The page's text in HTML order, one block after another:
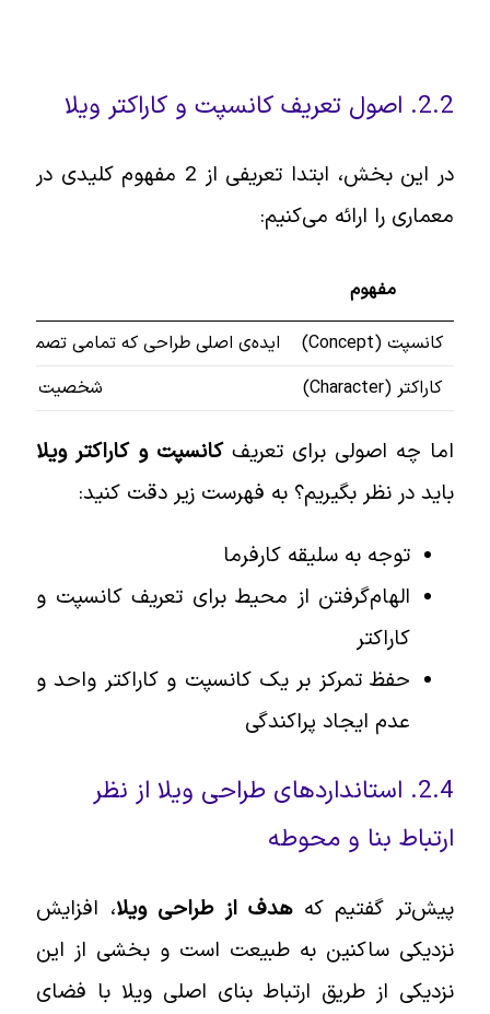
2.2. اصول تعریف کانسپت و کاراکتر ویلا
در این بخش، ابتدا تعریفی از 2 مفهوم کلیدی در
معماری را ارائه می‌کنیم:
مفهوم
کانسپت (Concept)
ایده‌ی اصلی طراحی که تمامی تصمیم‌ها
کاراکتر (Character)
شخصیت ویلا و
اما چه اصولی برای تعریفکانسپت و کاراکتر ویلا
باید در نظر بگیریم؟ به فهرست زیر دقت کنید:
توجه به سلیقه کارفرما
الهام‌گرفتن از محیط برای تعریف کانسپت و
کاراکتر
حفظ تمرکز بر یک کانسپت و کاراکتر واحد و
عدم ایجاد پراکندگی
2.4. استانداردهای طراحی ویلا از نظر
ارتباط بنا و محوطه
پیش‌تر گفتیم که هدف از طراحی ویلا، افزایش
نزدیکی ساکنین به طبیعت است و بخشی از این
نزدیکی از طریق ارتباط بنای اصلی ویلا با فضای